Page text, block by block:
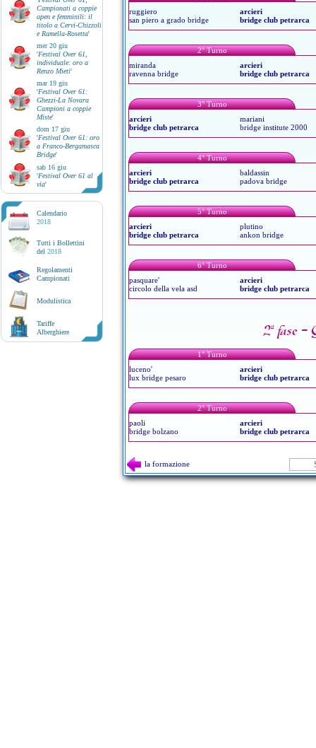
Campionati a coppie
open e femminili: il
titolo a Cervi-Chizzoli
e Ramella-Rosetta'
mer 20 giu
'Festival Over 61,
individuale: oro a
Renzo Mieti'
mar 19 giu
'Festival Over 61:
Ghezzi-La Novara
Campioni a coppie
Miste'
dom 17 giu
'Festival Over 61: oro
a Franco-Bergamasca
Bridge'
sab 16 giu
'Festival Over 61 al
via'
Calendario
2018
Tutti i Bollettini
del 2018
Regolamenti
Campionati
Modulistica
Tariffe
Alberghiere
ruggiero
san piero a grado bridge
arcieri
bridge club petrarca
2° Turno
miranda
ravenna bridge
arcieri
bridge club petrarca
3° Turno
arcieri
bridge club petrarca
mariani
bridge institute 2000
4° Turno
arcieri
bridge club petrarca
baldassin
padova bridge
5° Turno
arcieri
bridge club petrarca
plutino
ankon bridge
6° Turno
pasquare'
circolo della vela asd
arcieri
bridge club petrarca
2ª fase
1° Turno
luceno'
lux bridge pesaro
arcieri
bridge club petrarca
2° Turno
paoli
bridge bolzano
arcieri
bridge club petrarca
la formazione